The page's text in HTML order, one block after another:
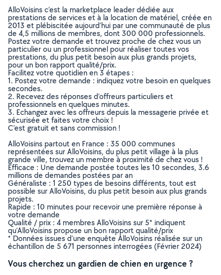
AlloVoisins c’est la marketplace leader dédiée aux
prestations de services et à la location de matériel, créée en
2013 et plébiscitée aujourd’hui par une communauté de plus
de 4,5 millions de membres, dont 300 000 professionnels.
Postez votre demande et trouvez proche de chez vous un
particulier ou un professionnel pour réaliser toutes vos
prestations, du plus petit besoin aux plus grands projets,
pour un bon rapport qualité/prix.
Facilitez votre quotidien en 3 étapes :
1. Postez votre demande : indiquez votre besoin en quelques
secondes.
2. Recevez des réponses d’offreurs particuliers et
professionnels en quelques minutes.
3. Echangez avec les offreurs depuis la messagerie privée et
sécurisée et faites votre choix !
C’est gratuit et sans commission !
AlloVoisins partout en France : 35 000 communes
représentées sur AlloVoisins, du plus petit village à la plus
grande ville, trouvez un membre à proximité de chez vous !
Efficace : Une demande postée toutes les 10 secondes, 3.6
millions de demandes postées par an
Généraliste : 1 250 types de besoins différents, tout est
possible sur AlloVoisins, du plus petit besoin aux plus grands
projets.
Rapide : 10 minutes pour recevoir une première réponse à
votre demande
Qualité / prix : 4 membres AlloVoisins sur 5* indiquent
qu’AlloVoisins propose un bon rapport qualité/prix
* Données issues d’une enquête AlloVoisins réalisée sur un
échantillon de 5 671 personnes interrogées (Février 2024)
Vous cherchez un gardien de chien en urgence ?